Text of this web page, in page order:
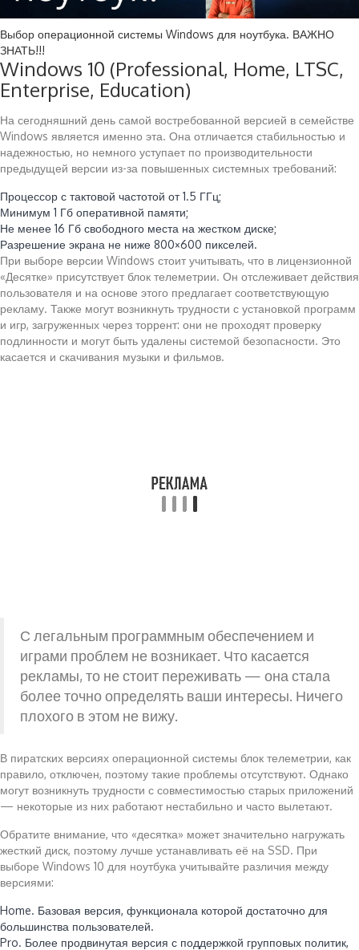
Выбор операционной системы Windows для ноутбука. ВАЖНО
ЗНАТЬ!!!
Windows 10 (Professional, Home, LTSC,
Enterprise, Education)
На сегодняшний день самой востребованной версией в семействе
Windows является именно эта. Она отличается стабильностью и
надежностью, но немного уступает по производительности
предыдущей версии из-за повышенных системных требований:
Процессор с тактовой частотой от 1.5 ГГц;
Минимум 1 Гб оперативной памяти;
Не менее 16 Гб свободного места на жестком диске;
Разрешение экрана не ниже 800×600 пикселей.
При выборе версии Windows стоит учитывать, что в лицензионной
«Десятке» присутствует блок телеметрии. Он отслеживает действия
пользователя и на основе этого предлагает соответствующую
рекламу. Также могут возникнуть трудности с установкой программ
и игр, загруженных через торрент: они не проходят проверку
подлинности и могут быть удалены системой безопасности. Это
касается и скачивания музыки и фильмов.
С легальным программным обеспечением и
играми проблем не возникает. Что касается
рекламы, то не стоит переживать — она стала
более точно определять ваши интересы. Ничего
плохого в этом не вижу.
В пиратских версиях операционной системы блок телеметрии, как
правило, отключен, поэтому такие проблемы отсутствуют. Однако
могут возникнуть трудности с совместимостью старых приложений
— некоторые из них работают нестабильно и часто вылетают.
Обратите внимание, что «десятка» может значительно нагружать
жесткий диск, поэтому лучше устанавливать её на SSD. При
выборе Windows 10 для ноутбука учитывайте различия между
версиями:
Home. Базовая версия, функционала которой достаточно для
большинства пользователей.
Pro. Более продвинутая версия с поддержкой групповых политик,